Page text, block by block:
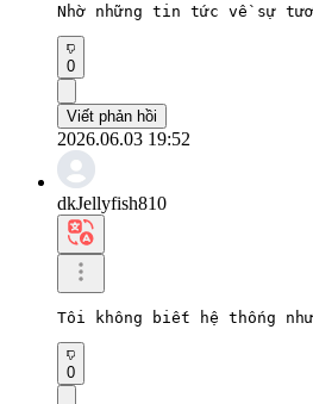
Nhờ những tin tức về sự
0
Viết phản hồi
2026.06.03 19:52
dkJellyfish810
Tôi không biết hệ thống
0